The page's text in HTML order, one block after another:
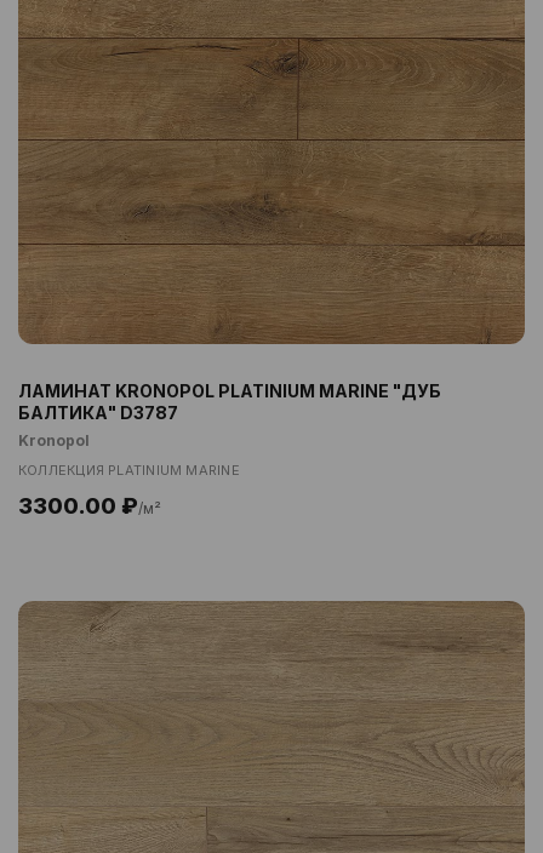
ЛАМИНАТ KRONOPOL PLATINIUM MARINE "ДУБ
БАЛТИКА" D3787
Kronopol
КОЛЛЕКЦИЯ PLATINIUM MARINE
3300.00 ₽/м²